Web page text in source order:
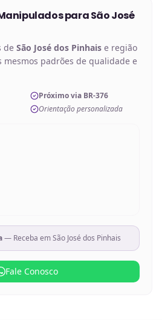
paraSão José
de São José dos Pinhais e região
mesmos padrões de qualidade e
Próximo via BR-376
Orientação personalizada
— Receba emSão José dos Pinhais
Fale Conosco